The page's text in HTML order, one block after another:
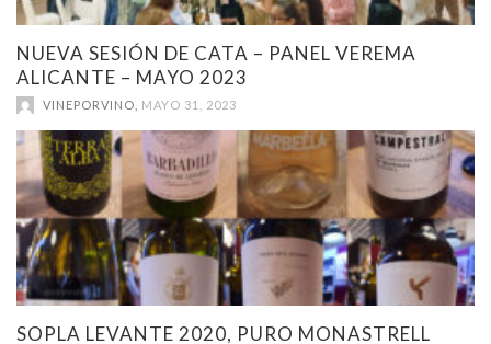
NUEVA SESIÓN DE CATA – PANEL VEREMA
ALICANTE – MAYO 2023
VINEPORVINO MAYO 31, 2023
SOPLA LEVANTE 2020, PURO MONASTRELL